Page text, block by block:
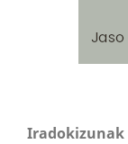
Iradokizunak